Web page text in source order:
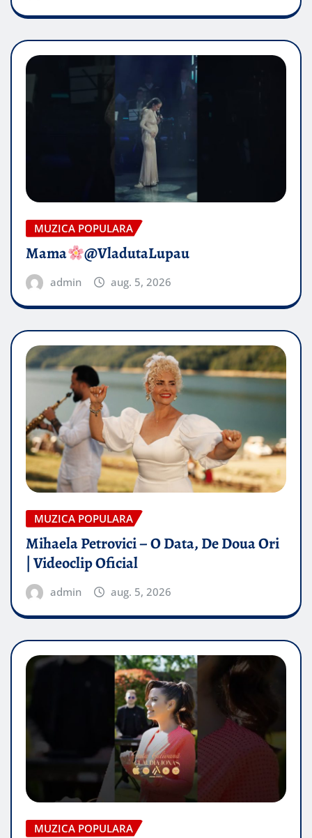
MUZICA POPULARA
Mama @VladutaLupau
admin aug. 5, 2026
MUZICA POPULARA
Mihaela Petrovici – O Data, De Doua Ori
| Videoclip Oficial
admin aug. 5, 2026
MUZICA POPULARA